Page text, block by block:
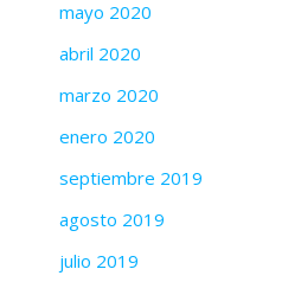
mayo 2020
abril 2020
marzo 2020
enero 2020
septiembre 2019
agosto 2019
julio 2019